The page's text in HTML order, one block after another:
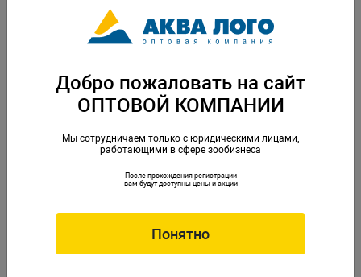
Скачать каталог
Аналогичные товары
Добро пожаловать на сайт
ОПТОВОЙ КОМПАНИИ
Мы сотрудничаем только с юридическими лицами,
работающими в сфере зообизнеса
После прохождения регистрации
вам будут доступны цены и акции
Понятно